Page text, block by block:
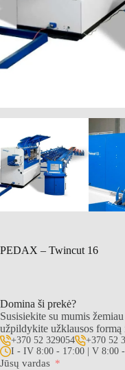
PEDAX – Twincut 16
Domina ši prekė?
Susisiekite su mumis
užpildykite užklausos formą
+370 52 329054 +370 52
I - IV 8:00 - 17:00 | V 8:00
Jūsų vardas